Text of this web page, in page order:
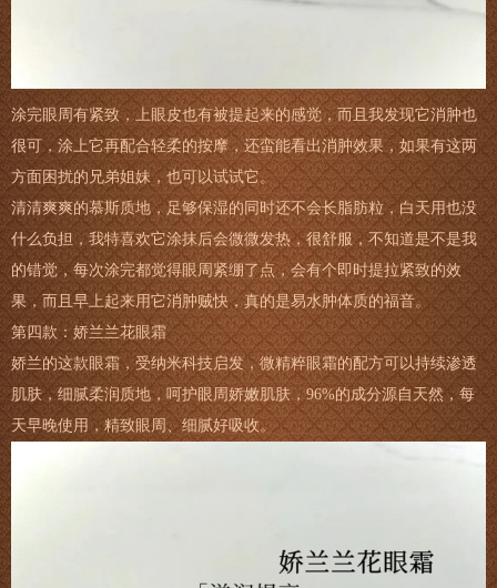
涂完眼周有紧致，上眼皮也有被提起来的感觉，而且我发现它消肿也
很可，涂上它再配合轻柔的按摩，还蛮能看出消肿效果，如果有这两
方面困扰的兄弟姐妹，也可以试试它。
清清爽爽的慕斯质地，足够保湿的同时还不会长脂肪粒，白天用也没
什么负担，我特喜欢它涂抹后会微微发热，很舒服，不知道是不是我
的错觉，每次涂完都觉得眼周紧绷了点，会有个即时提拉紧致的效
果，而且早上起来用它消肿贼快，真的是易水肿体质的福音。
第四款：娇兰兰花眼霜
娇兰的这款眼霜，受纳米科技启发，微精粹眼霜的配方可以持续渗透
肌肤，细腻柔润质地，呵护眼周娇嫩肌肤，96%的成分源自天然，每
天早晚使用，精致眼周、细腻好吸收。